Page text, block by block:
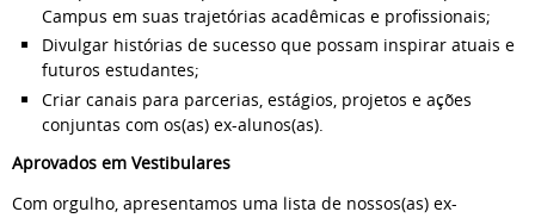
Campus em suas trajetórias acadêmicas e profissionais;
Divulgar histórias de sucesso que possam inspirar atuais e
futuros estudantes;
Criar canais para parcerias, estágios, projetos e ações
conjuntas com os(as) ex-alunos(as).
Aprovados em Vestibulares
Com orgulho, apresentamos uma lista de nossos(as) ex-